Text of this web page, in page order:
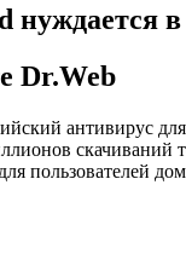
в
Dr.Web
антивирус
скачиваний
пользователей